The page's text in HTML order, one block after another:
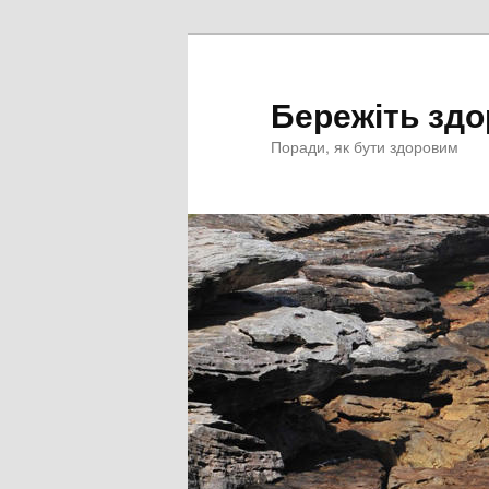
Бережіть
Поради, як бути здоровим